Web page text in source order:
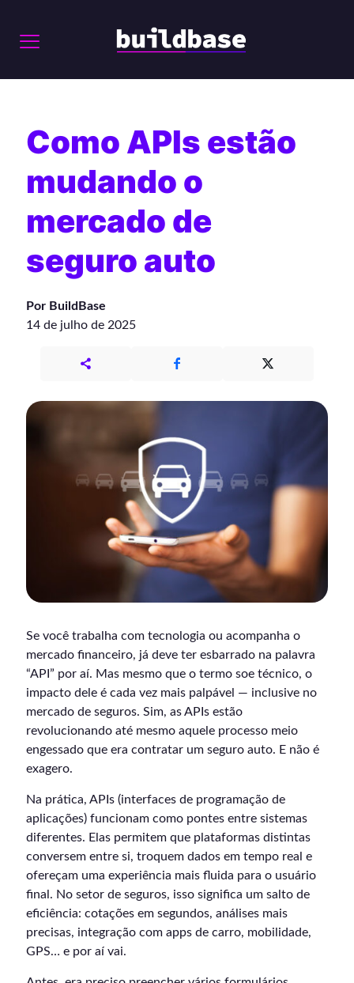
Como APIs estão
mudando o
mercado de
seguro auto
Por BuildBase
14 de julho de 2025
Se você trabalha com tecnologia ou acompanha o
mercado financeiro, já deve ter esbarrado na palavra
“API” por aí. Mas mesmo que o termo soe técnico, o
impacto dele é cada vez mais palpável — inclusive no
mercado de seguros. Sim, as APIs estão
revolucionando até mesmo aquele processo meio
engessado que era contratar um seguro auto. E não é
exagero.
Na prática, APIs (interfaces de programação de
aplicações) funcionam como pontes entre sistemas
diferentes. Elas permitem que plataformas distintas
conversem entre si, troquem dados em tempo real e
ofereçam uma experiência mais fluida para o usuário
final. No setor de seguros, isso significa um salto de
eficiência: cotações em segundos, análises mais
precisas, integração com apps de carro, mobilidade,
GPS… e por aí vai.